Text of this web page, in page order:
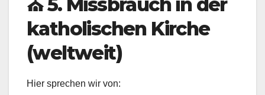
katholischen Kirche
(weltweit)
Hier sprechen wir von: